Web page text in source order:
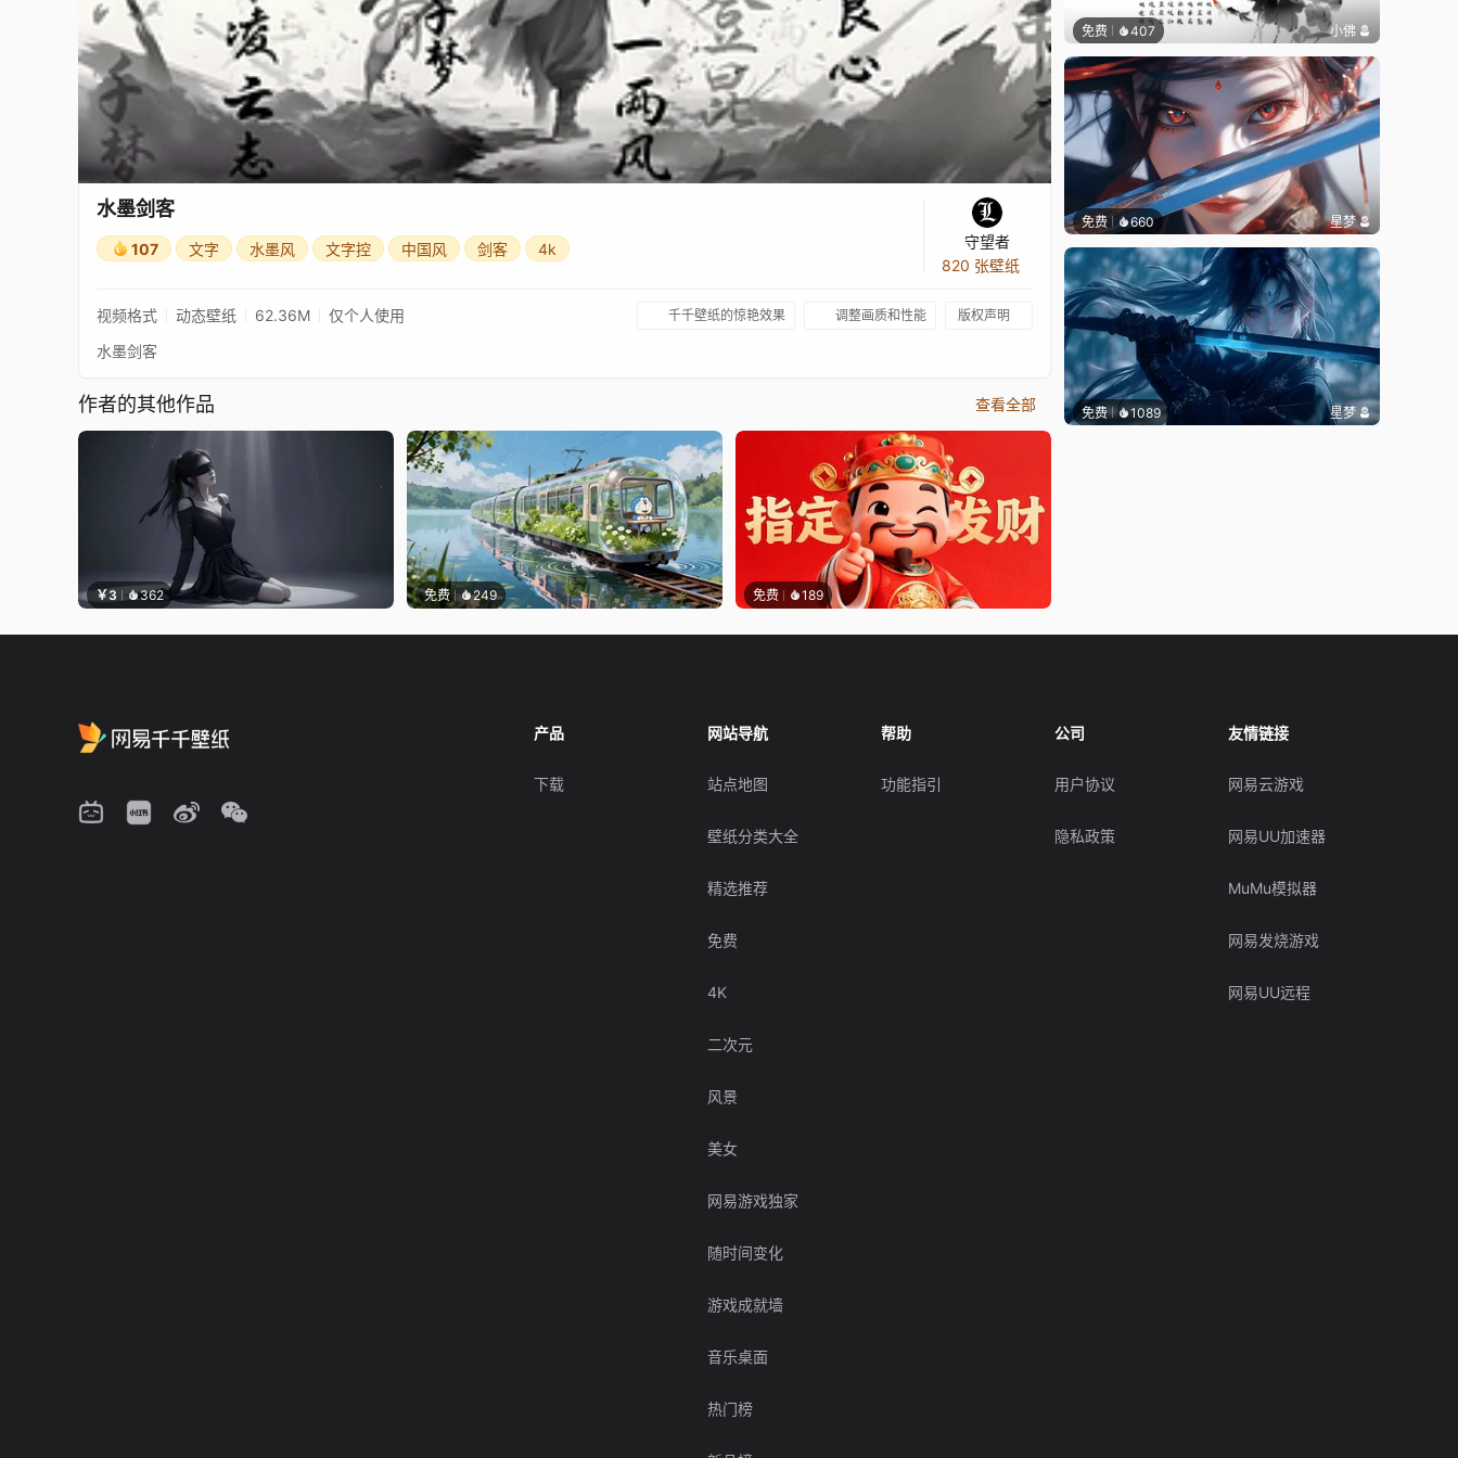
水墨剑客
107 文字 水墨风 文字控 中国风 剑客 4k
守望者
820 张壁纸
视频格式 动态壁纸 62.36M 仅个人使用 千千壁纸的惊艳效果 调整画质和性能 版权声明
水墨剑客
作者的其他作品 查看全部
￥3 362 免费 249 免费 189
免费 407 小佛
免费 660 星梦
免费 1089 星梦
产品
下载
网站导航
站点地图
壁纸分类大全
精选推荐
免费
4K
二次元
风景
美女
网易游戏独家
随时间变化
游戏成就墙
音乐桌面
热门榜
帮助
功能指引
公司
用户协议
隐私政策
友情链接
网易云游戏
网易UU加速器
MuMu模拟器
网易发烧游戏
网易UU远程